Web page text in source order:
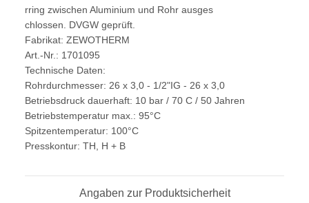
rring zwischen Aluminium und Rohr ausges
chlossen. DVGW geprüft.
Fabrikat: ZEWOTHERM
Art.-Nr.: 1701095
Technische Daten:
Rohrdurchmesser: 26 x 3,0 - 1/2"IG - 26 x 3,0
Betriebsdruck dauerhaft: 10 bar / 70 C / 50 Jahren
Betriebstemperatur max.: 95°C
Spitzentemperatur: 100°C
Presskontur: TH, H + B
Angaben zur Produktsicherheit